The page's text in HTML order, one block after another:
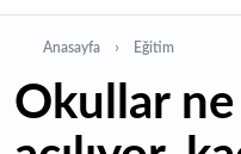
Anasayfa Eğitim
Okullar ne